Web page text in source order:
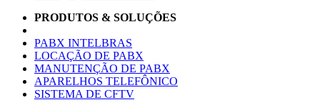
PRODUTOS & SOLUÇÕES
PABX INTELBRAS
LOCAÇÃO DE PABX
MANUTENÇÃO DE PABX
APARELHOS TELEFÔNICO
SISTEMA DE CFTV